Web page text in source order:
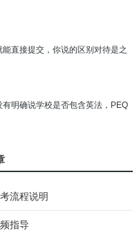
直接提交，你说的区别对待是之
明确说学校是否包含英法，PEQ
流程说明
指导